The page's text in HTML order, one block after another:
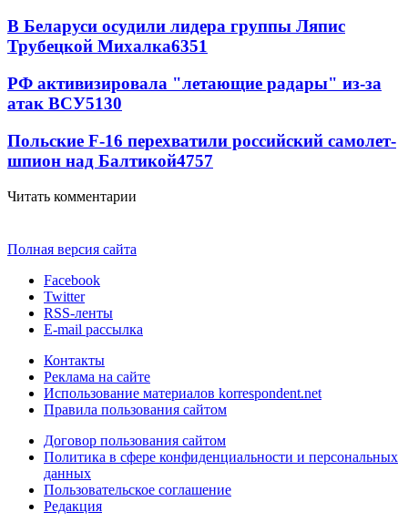
В Беларуси осудили лидера группы Ляпис
Трубецкой Михалка6351
РФ активизировала "летающие радары" из-за
атак ВСУ5130
Польские F-16 перехватили российский самолет-
шпион над Балтикой4757
Читать комментарии
Полная версия сайта
Facebook
Twitter
RSS-ленты
E-mail рассылка
Контакты
Реклама на сайте
Использование материалов korrespondent.net
Правила пользования сайтом
Договор пользования сайтом
Политика в сфере конфиденциальности и персональных
данных
Пользовательское соглашение
Редакция